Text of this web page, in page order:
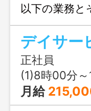
以下の業務
用者様の健
練指導 ＊帳
みのデイサ
盆休み有り ※
変更範囲：変
デイサ
正社員
(1)8時00分
月給